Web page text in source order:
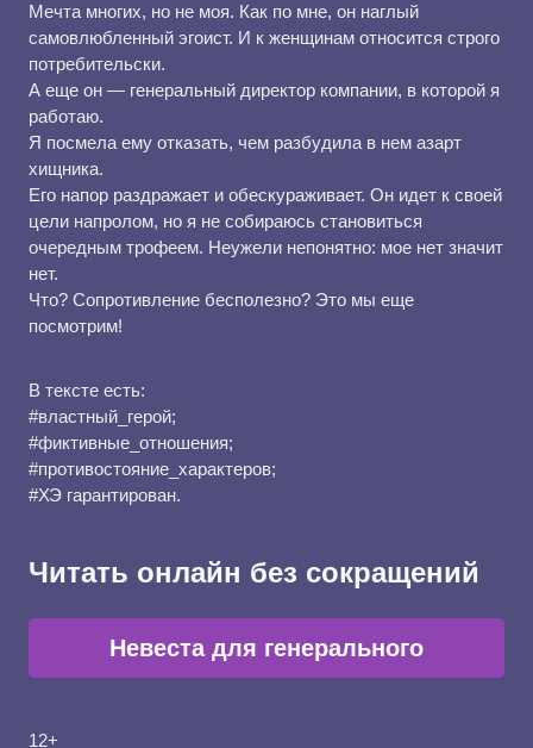
Мечта многих, но не моя. Как по мне, он наглый
самовлюбленный эгоист. И к женщинам относится строго
потребительски.
А еще он — генеральный директор компании, в которой я
работаю.
Я посмела ему отказать, чем разбудила в нем азарт
хищника.
Его напор раздражает и обескураживает. Он идет к своей
цели напролом, но я не собираюсь становиться
очередным трофеем. Неужели непонятно: мое нет значит
нет.
Что? Сопротивление бесполезно? Это мы еще
посмотрим!
В тексте есть:
#властный_герой;
#фиктивные_отношения;
#противостояние_характеров;
#ХЭ гарантирован.
Читать онлайн без сокращений
Невеста для генерального
12+